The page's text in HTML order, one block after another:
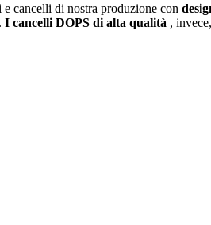
cancelli di nostra produzione con
I cancelli DOPS di alta qualità ,